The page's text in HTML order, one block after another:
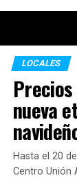
LOCALES
nueva
Hasta el 20
Centro Unión